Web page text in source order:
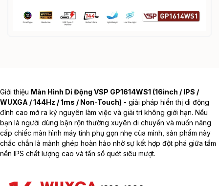
Giới thiệu Màn Hình Di Động VSP GP1614WS1 (16inch / IPS /
WUXGA / 144Hz / 1ms / Non-Touch) - giải pháp hiển thị di động
đỉnh cao mở ra kỷ nguyên làm việc và giải trí không giới hạn. Nếu
bạn là người dùng bận rộn thường xuyên di chuyển và muốn nâng
cấp chiếc màn hình máy tính phụ gọn nhẹ của mình, sản phẩm này
chắc chắn là mảnh ghép hoàn hảo nhờ sự kết hợp đột phá giữa tấm
nền IPS chất lượng cao và tần số quét siêu mượt.